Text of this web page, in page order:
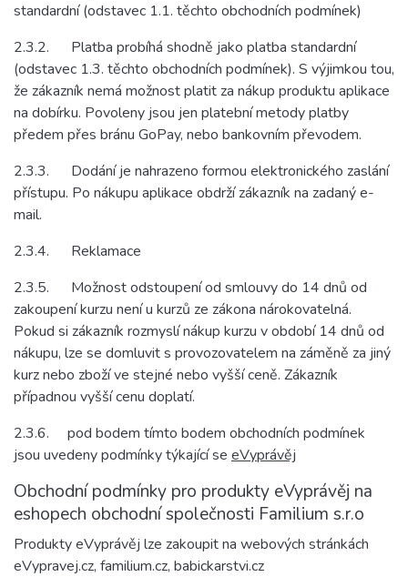
standardní (odstavec 1.1. těchto obchodních podmínek)
2.3.2. Platba probíhá shodně jako platba standardní
(odstavec 1.3. těchto obchodních podmínek). S výjimkou tou,
že zákazník nemá možnost platit za nákup produktu aplikace
na dobírku. Povoleny jsou jen platební metody platby
předem přes bránu GoPay, nebo bankovním převodem.
2.3.3. Dodání je nahrazeno formou elektronického zaslání
přístupu. Po nákupu aplikace obdrží zákazník na zadaný e-
mail.
2.3.4. Reklamace
2.3.5. Možnost odstoupení od smlouvy do 14 dnů od
zakoupení kurzu není u kurzů ze zákona nárokovatelná.
Pokud si zákazník rozmyslí nákup kurzu v období 14 dnů od
nákupu, lze se domluvit s provozovatelem na záměně za jiný
kurz nebo zboží ve stejné nebo vyšší ceně. Zákazník
případnou vyšší cenu doplatí.
2.3.6. pod bodem tímto bodem obchodních podmínek
jsou uvedeny podmínky týkající se eVyprávěj
Obchodní podmínky pro produkty eVyprávěj na
eshopech obchodní společnosti Familium s.r.o
Produkty eVyprávěj lze zakoupit na webových stránkách
eVypravej.cz, familium.cz, babickarstvi.cz